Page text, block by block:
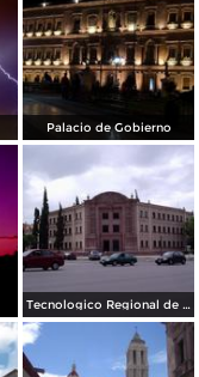
Palacio de Gobierno
Tecnologico Regional de Saltillo